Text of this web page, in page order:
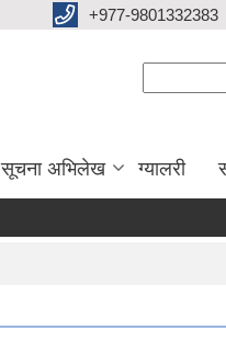
+977-9801332383
सूचना अभिलेख ग्यालरी